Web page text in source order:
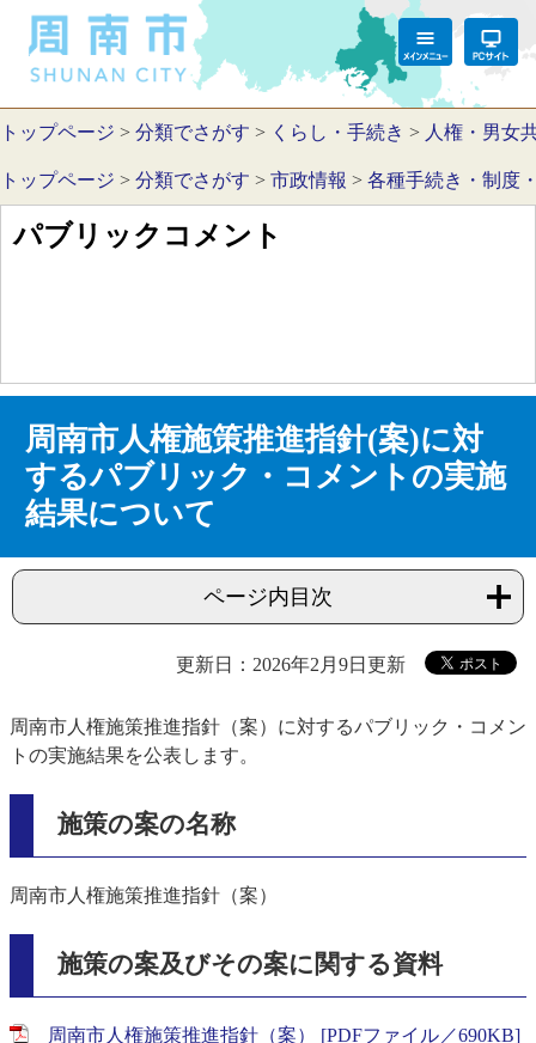
トップページ > 分類でさがす > くらし・手続き > 人権・男女
トップページ > 分類でさがす > 市政情報 > 各種手続き・制度
パブリックコメント
周南市人権施策推進指針(案)に対
するパブリック・コメントの実施
結果について
ページ内目次
更新日：2026年2月9日更新
周南市人権施策推進指針（案）に対するパブリック・コメン
トの実施結果を公表します。
施策の案の名称
周南市人権施策推進指針（案）
施策の案及びその案に関する資料
周南市人権施策推進指針（案） [PDFファイル／690KB]